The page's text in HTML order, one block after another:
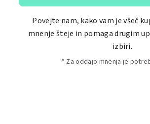
Povejte nam, kako vam je všeč
mnenje šteje in pomaga drugim
izbiri.
* Za oddajo mnenja je